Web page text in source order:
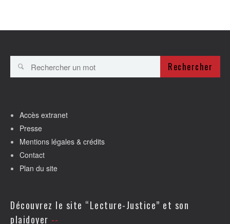
Rechercher
Accès extranet
Presse
Mentions légales & crédits
Contact
Plan du site
Découvrez le site “Lecture-Justice” et son
plaidoyer